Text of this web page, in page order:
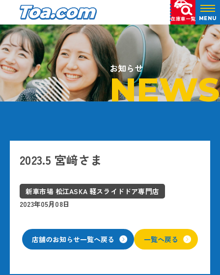
在庫車一覧 MENU
お知らせ
NEWS
2023.5 宮﨑さま
新車市場 松江ASKA 軽スライドドア専門店
2023年05月08日
店舗のお知らせ一覧へ戻る 一覧へ戻る